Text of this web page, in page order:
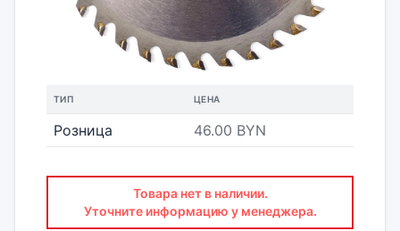
ТИП ЦЕНА
Розница 46.00 BYN
Товара нет в наличии.
Уточните информацию у менеджера.